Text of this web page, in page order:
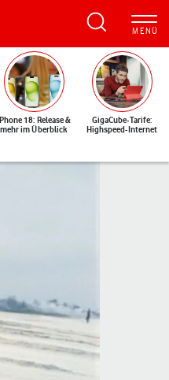
18: Release &
mehr im Überblick
GigaCube-Tarife:
Highspeed-Internet